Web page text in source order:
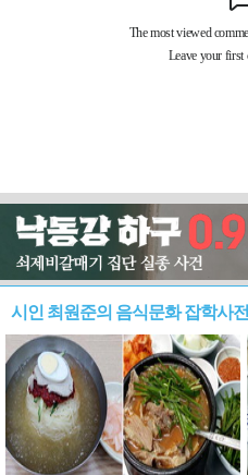
시인 최원준의 음식문화 잡학사전